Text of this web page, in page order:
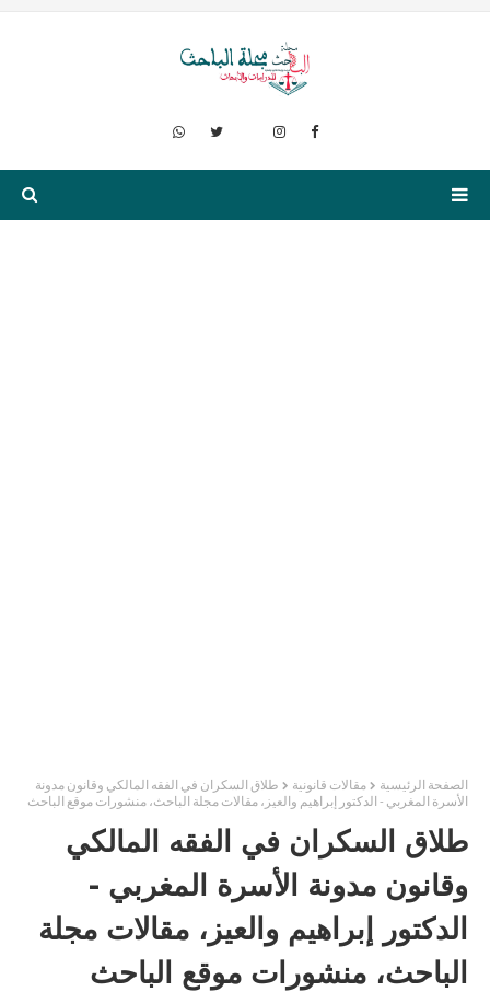
الصفحة الرئيسية مقالات قانونية
طلاق السكران في الفقه المالكي وقانون مدونة
الأسرة المغربي - الدكتور إبراهيم والعيز، مقالات مجلة الباحث، منشورات موقع الباحث
طلاق السكران في الفقه المالكي
وقانون مدونة الأسرة المغربي -
الدكتور إبراهيم والعيز، مقالات مجلة
الباحث، منشورات موقع الباحث